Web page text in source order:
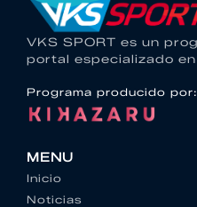
VKS SPORT es un
portal especializado
Programa producido por:
MENU
Inicio
Noticias